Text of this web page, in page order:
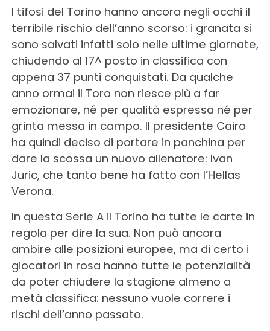
I tifosi del Torino hanno ancora negli occhi il
terribile rischio dell’anno scorso: i granata si
sono salvati infatti solo nelle ultime giornate,
chiudendo al 17^ posto in classifica con
appena 37 punti conquistati. Da qualche
anno ormai il Toro non riesce più a far
emozionare, né per qualità espressa né per
grinta messa in campo. Il presidente Cairo
ha quindi deciso di portare in panchina per
dare la scossa un nuovo allenatore: Ivan
Juric, che tanto bene ha fatto con l’Hellas
Verona.
In questa Serie A il Torino ha tutte le carte in
regola per dire la sua. Non può ancora
ambire alle posizioni europee, ma di certo i
giocatori in rosa hanno tutte le potenzialità
da poter chiudere la stagione almeno a
metà classifica: nessuno vuole correre i
rischi dell’anno passato.